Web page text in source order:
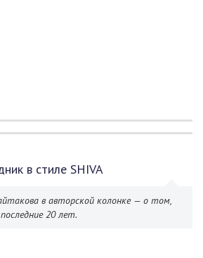
в стиле SHIVA
в авторской колонке — о том,
20 лет.